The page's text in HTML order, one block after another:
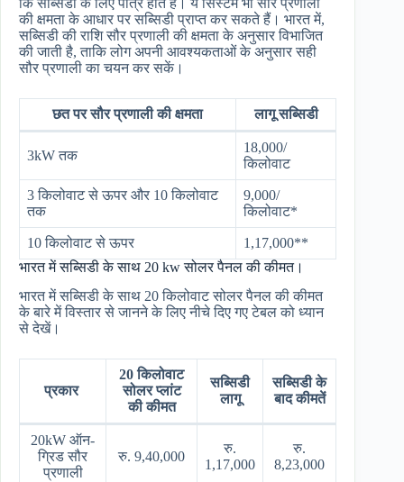
की क्षमता के आधार पर सब्सिडी प्राप्त कर सकते हैं। भारत में,
सब्सिडी की राशि सौर प्रणाली की क्षमता के अनुसार विभाजित
की जाती है, ताकि लोग अपनी आवश्यकताओं के अनुसार सही
सौर प्रणाली का चयन कर सकें।
छत पर सौर प्रणाली की क्षमता लागू सब्सिडी
3kW तक
18,000/
किलोवाट
3 किलोवाट से ऊपर और 10 किलोवाट
तक
9,000/
किलोवाट*
10 किलोवाट से ऊपर
1,17,000**
भारत में सब्सिडी के साथ 20 kw सोलर पैनल की कीमत।
भारत में सब्सिडी के साथ 20 किलोवाट सोलर पैनल की कीमत
के बारे में विस्तार से जानने के लिए नीचे दिए गए टेबल को ध्यान
से देखें।
प्रकार
20 किलोवाट
सोलर प्लांट
की कीमत
सब्सिडी
लागू
सब्सिडी के
बाद कीमतें
20kW ऑन-
ग्रिड सौर
प्रणाली
रु. 9,40,000
रु.
1,17,000
रु.
8,23,000